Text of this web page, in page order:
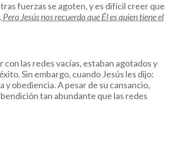
fuerzas se agoten, y es difícil creer que
Pero Jesús nos recuerda que Él es quien tiene el
las redes vacías, estaban agotados y
Sin embargo, cuando Jesús les dijo:
y obediencia. A pesar de su cansancio,
tan abundante que las redes